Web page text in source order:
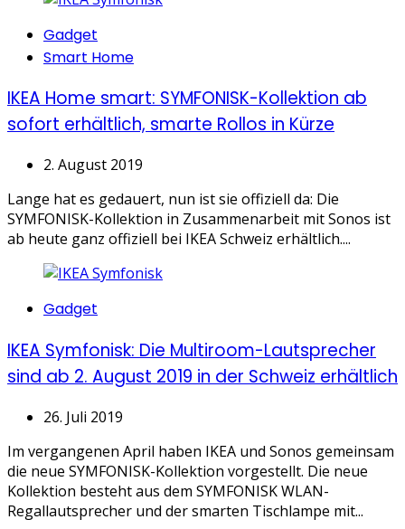
Categories
Gadget
Smart Home
IKEA Home smart: SYMFONISK-Kollektion ab
sofort erhältlich, smarte Rollos in Kürze
2. August 2019
Lange hat es gedauert, nun ist sie offiziell da: Die
SYMFONISK-Kollektion in Zusammenarbeit mit Sonos ist
ab heute ganz offiziell bei IKEA Schweiz erhältlich....
Categories
Gadget
IKEA Symfonisk: Die Multiroom-Lautsprecher
sind ab 2. August 2019 in der Schweiz erhältlich
26. Juli 2019
Im vergangenen April haben IKEA und Sonos gemeinsam
die neue SYMFONISK-Kollektion vorgestellt. Die neue
Kollektion besteht aus dem SYMFONISK WLAN-
Regallautsprecher und der smarten Tischlampe mit...